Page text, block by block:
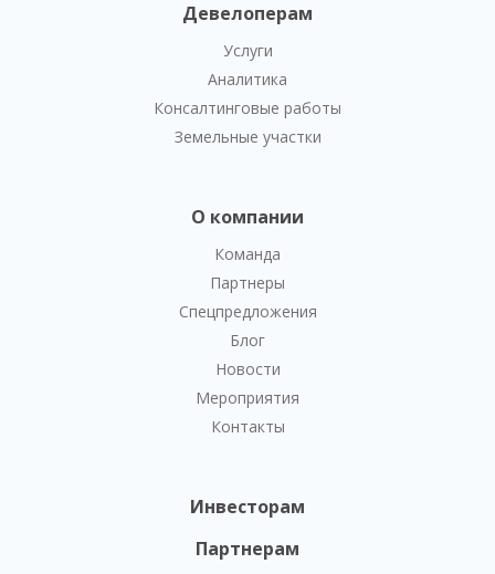
Девелоперам
Услуги
Аналитика
Консалтинговые работы
Земельные участки
О компании
Команда
Партнеры
Спецпредложения
Блог
Новости
Мероприятия
Контакты
Инвесторам
Партнерам